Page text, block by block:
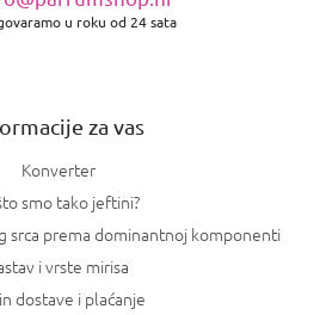
tu roku od 24 sata
za vas
Konverter
smo tako jeftini?
srca prema dominantnoj komponenti
i vrste mirisa
dostave i plaćanje